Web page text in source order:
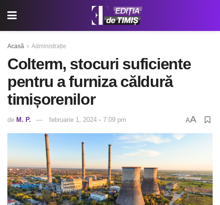
Acasă Administrație
Colterm, stocuri suficiente
pentru a furniza căldură
timișorenilor
de M. P. februarie 1, 2024 ◦ 7:09 pm AA